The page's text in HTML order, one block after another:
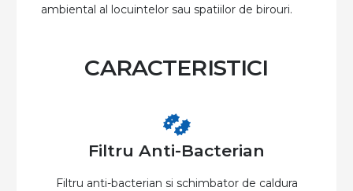
ambiental al locuintelor sau spatiilor de birouri.
CARACTERISTICI
Filtru Anti-Bacterian
Filtru anti-bacterian si schimbator de caldura